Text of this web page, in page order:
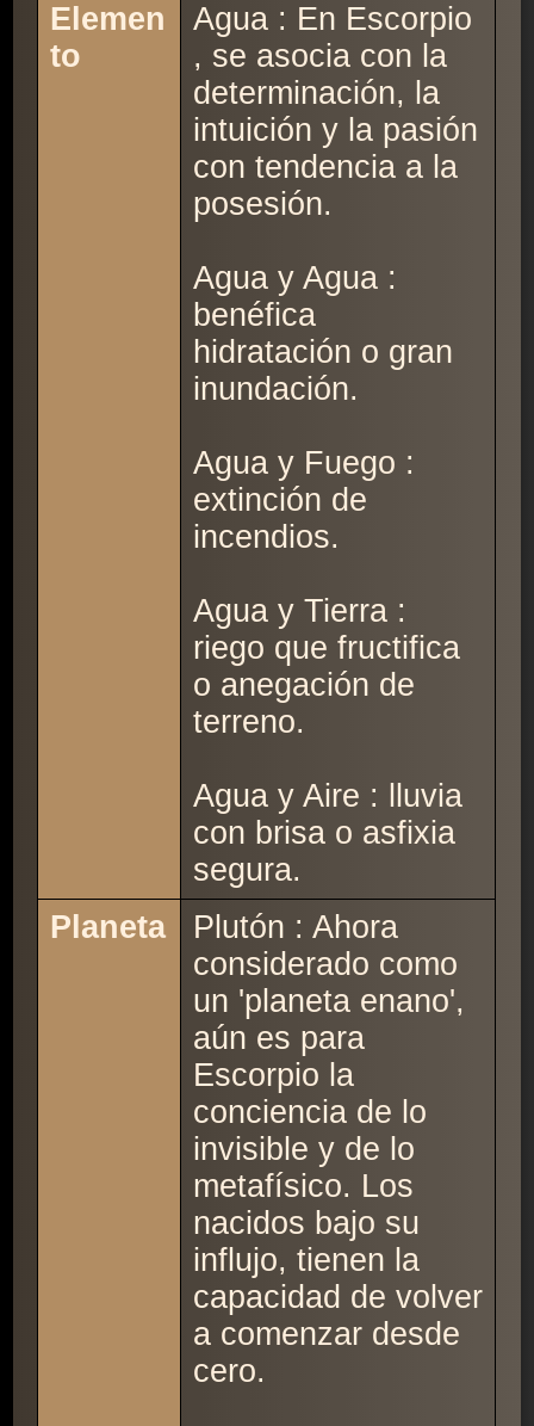
Elemen
to
Agua : En Escorpio
, se asocia con la
determinación, la
intuición y la pasión
con tendencia a la
posesión.
Agua y Agua :
benéfica
hidratación o gran
inundación.
Agua y Fuego :
extinción de
incendios.
Agua y Tierra :
riego que fructifica
o anegación de
terreno.
Agua y Aire : lluvia
con brisa o asfixia
segura.
Planeta
Plutón : Ahora
considerado como
un 'planeta enano',
aún es para
Escorpio la
conciencia de lo
invisible y de lo
metafísico. Los
nacidos bajo su
influjo, tienen la
capacidad de volver
a comenzar desde
cero.